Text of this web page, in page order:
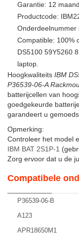
Garantie: 12
Productcode:
Onderdeelnummer
Compatible: 100%
DS5100 59Y5260
laptop.
Hoogkwaliteits IBM
P36539-06-A
batterijcellen van
goedgekeurde
garandeert u
Opmerking:
Controleer het model
IBM BAT 2S1P-1
Zorg ervoor dat u de
Compatibele
P36539-06-B
A123
APR18650M1